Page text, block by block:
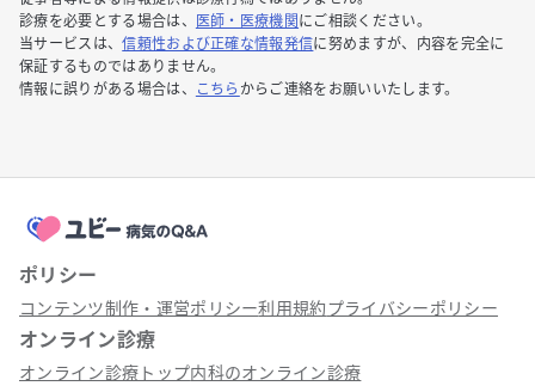
診療を必要とする場合は、
医師・医療機関 にご相談ください。
当サービスは、信頼性および正確な情報発信に努めますが、内容を完全に
保証するものではありません。
情報に誤りがある場合は、
こちら からご連絡をお願いいたします。
ポリシー
コンテンツ制作・運営ポリシー利用規約プライバシーポリシー
オンライン診療
オンライン診療トップ内科のオンライン診療